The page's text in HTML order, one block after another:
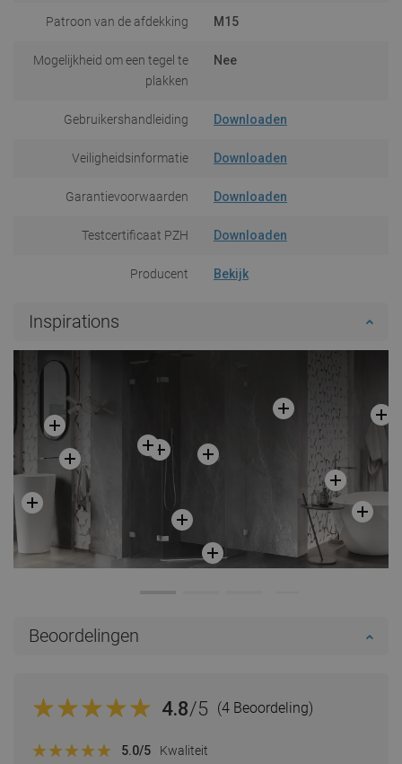
Patroon van de afdekking M15
Mogelijkheid om een tegel te
plakken
Nee
Gebruikershandleiding Downloaden
Veiligheidsinformatie Downloaden
Garantievoorwaarden Downloaden
Testcertificaat PZH Downloaden
Producent Bekijk
Inspirations
Beoordelingen
4.8/5 (4 Beoordeling)
5.0/5 Kwaliteit